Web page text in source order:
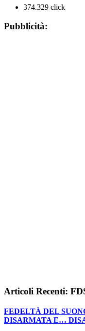
374.329 click
Pubblicità:
Articoli Recenti:
FEDELTÀ DEL
DISARMATA E…